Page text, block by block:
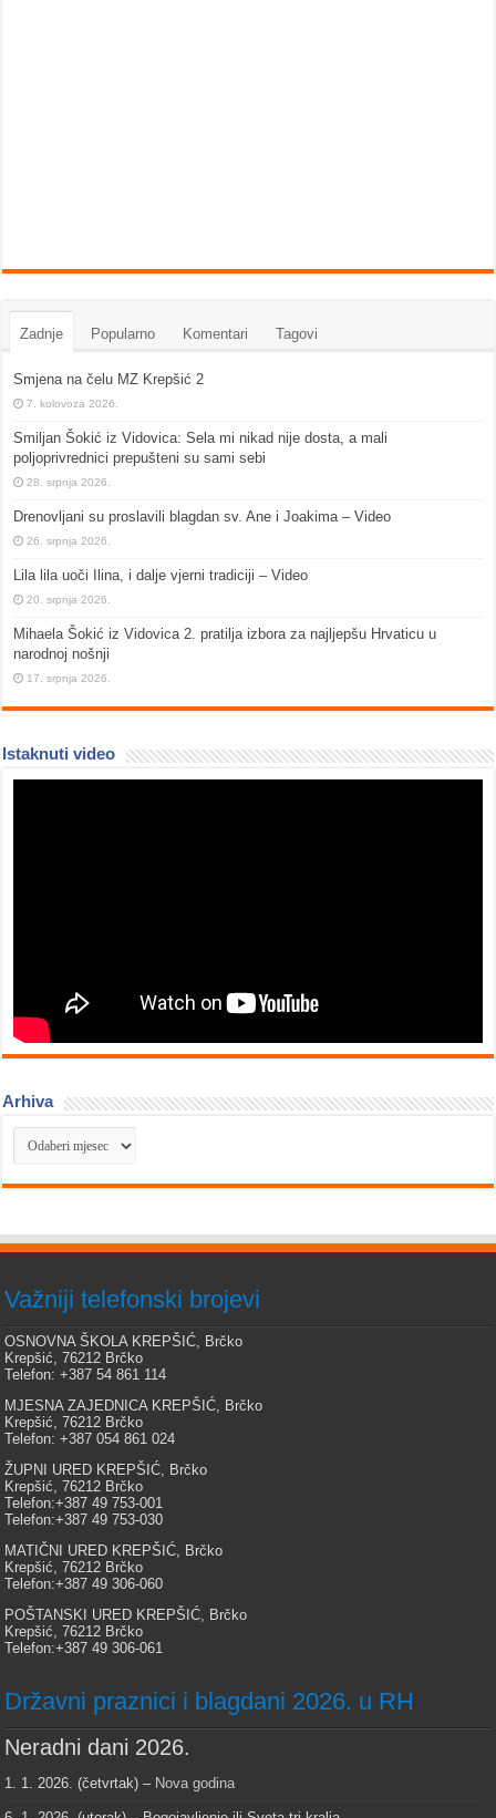
Zadnje Popularno Komentari Tagovi
Smjena na čelu MZ Krepšić 2
7. kolovoza 2026.
Smiljan Šokić iz Vidovica: Sela mi nikad nije dosta, a mali
poljoprivrednici prepušteni su sami sebi
28. srpnja 2026.
Drenovljani su proslavili blagdan sv. Ane i Joakima – Video
26. srpnja 2026.
Lila lila uoči Ilina, i dalje vjerni tradiciji – Video
20. srpnja 2026.
Mihaela Šokić iz Vidovica 2. pratilja izbora za najljepšu Hrvaticu u
narodnoj nošnji
17. srpnja 2026.
Istaknuti video
Arhiva
Arhiva
Važniji telefonski brojevi
OSNOVNA ŠKOLA KREPŠIĆ, Brčko
Krepšić, 76212 Brčko
Telefon: +387 54 861 114
MJESNA ZAJEDNICA KREPŠIĆ, Brčko
Krepšić, 76212 Brčko
Telefon: +387 054 861 024
ŽUPNI URED KREPŠIĆ, Brčko
Krepšić, 76212 Brčko
Telefon:+387 49 753-001
Telefon:+387 49 753-030
MATIČNI URED KREPŠIĆ, Brčko
Krepšić, 76212 Brčko
Telefon:+387 49 306-060
POŠTANSKI URED KREPŠIĆ, Brčko
Krepšić, 76212 Brčko
Telefon:+387 49 306-061
Državni praznici i blagdani 2026. u RH
Neradni dani 2026.
1. 1. 2026. (četvrtak) – Nova godina